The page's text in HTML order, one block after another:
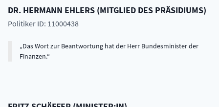
DR. HERMANN EHLERS (MITGLIED DES PRÄSIDIUMS)
Politiker ID: 11000438
Das Wort zur Beantwortung hat der Herr Bundesminister der
Finanzen.